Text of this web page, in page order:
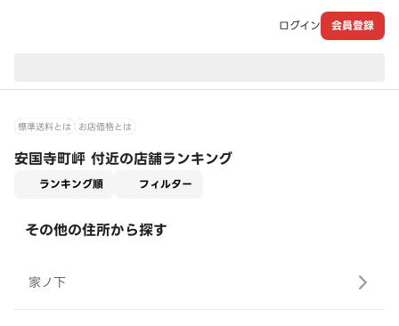
ログイン 会員登録
標準送料とは お店価格とは
安国寺町岼 付近の店舗ランキング
ランキング順 フィルター
その他の住所から探す
家ノ下